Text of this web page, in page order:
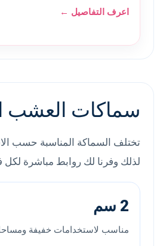
اعرف التفاصيل ←
سماكات العشب
تختلف السماكة المناسبة حسب
لذلك وفرنا لك روابط مباشرة لكل
2 سم
مناسب لاستخدامات خفيفة